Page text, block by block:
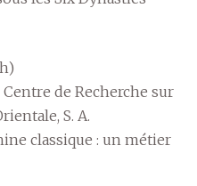
de Recherche sur
S. A.
classique : un métier